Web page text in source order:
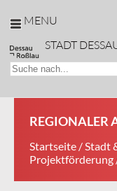
MENU
STADT
REGIONALER
Startseite /Stadt
Projektförderung